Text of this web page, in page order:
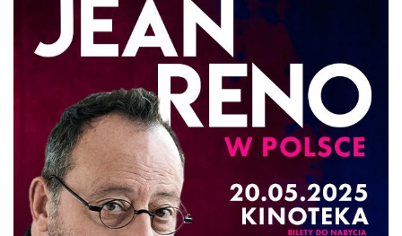
NOWOŚCI
PATRONATY
WYWIADY
RECENZJE
DO CZYTANIA
NA EKRANIE